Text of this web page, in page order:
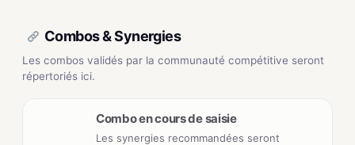
Combos & Synergies
Les combos validés par la communauté compétitive seront
répertoriés ici.
Combo en cours de saisie
Les synergies recommandées seront